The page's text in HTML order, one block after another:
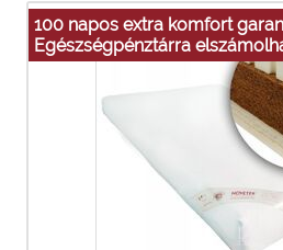
100 napos extra komfort
Egészségpénztárra